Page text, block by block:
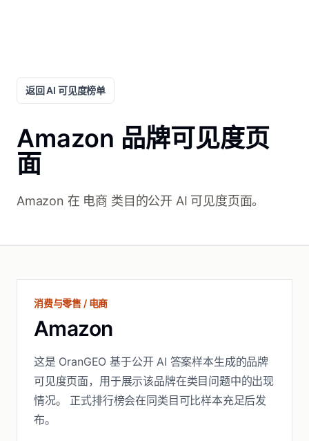
返回 AI 可见度榜单
Amazon 品牌可见度页
面
Amazon 在 电商 类目的公开 AI 可见度页面。
消费与零售 / 电商
Amazon
这是 OranGEO 基于公开 AI 答案样本生成的品牌
可见度页面，用于展示该品牌在类目问题中的出现
情况。 正式排行榜会在同类目可比样本充足后发
布。